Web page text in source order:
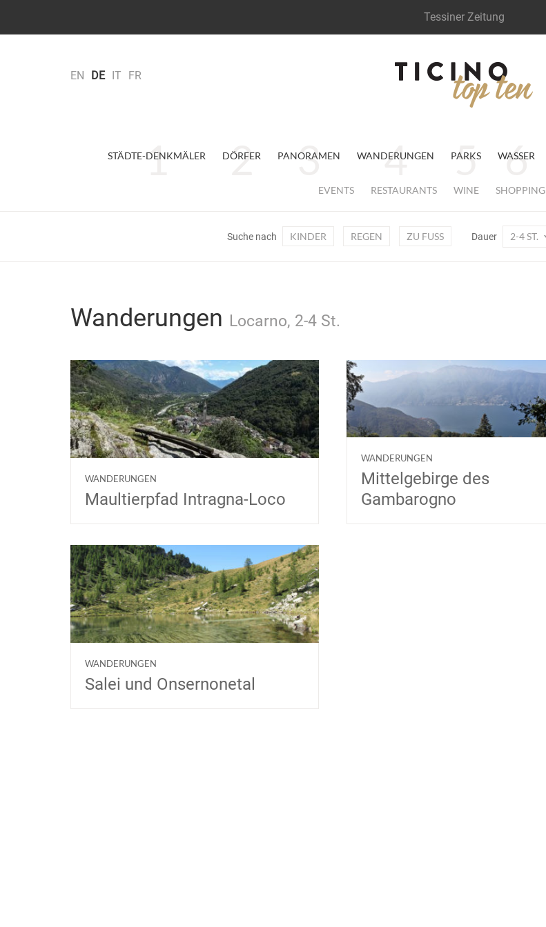
Tessiner Zeitung
EN DE IT FR
STÄDTE-DENKMÄLER DÖRFER PANORAMEN WANDERUNGEN PARKS WASSER
EVENTS RESTAURANTS WINE SHOPPING
Suche nach KINDER REGEN ZU FUSS Dauer 2-4 ST.
Wanderungen Locarno, 2-4 St.
WANDERUNGEN
Maultierpfad Intragna-Loco
WANDERUNGEN
Mittelgebirge des
Gambarogno
WANDERUNGEN
Salei und Onsernonetal